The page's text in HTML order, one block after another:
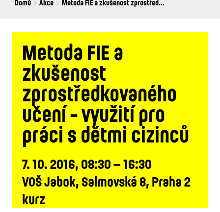
Breadcrumbs
You
Domů Akce Metoda FIE a zkušenost zprostřed...
Metoda FIE a
zkušenost
zprostředkovaného
učení - využití pro
práci s dětmi cizinců
7. 10. 2016, 08:30 – 16:30
VOŠ Jabok, Salmovská 8, Praha 2
kurz